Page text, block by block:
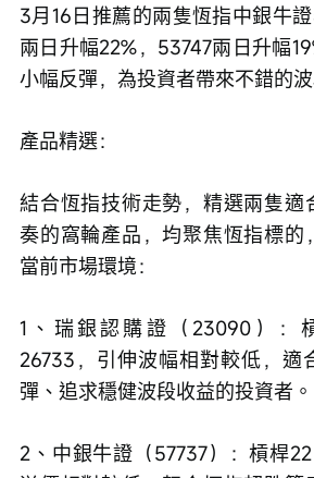
3月16日推薦的兩隻恆指中銀牛
兩日升幅22%，53747兩日升幅
小幅反彈，為投資者帶來不錯的波
產品精選：
結合恆指技術走勢，精選兩隻適
奏的窩輪產品，均聚焦恆指標的
當前市場環境：
1、瑞銀認購證（23090）：
26733，引伸波幅相對較低，適
彈、追求穩健波段收益的投資者。
2、中銀牛證（57737）：槓桿22